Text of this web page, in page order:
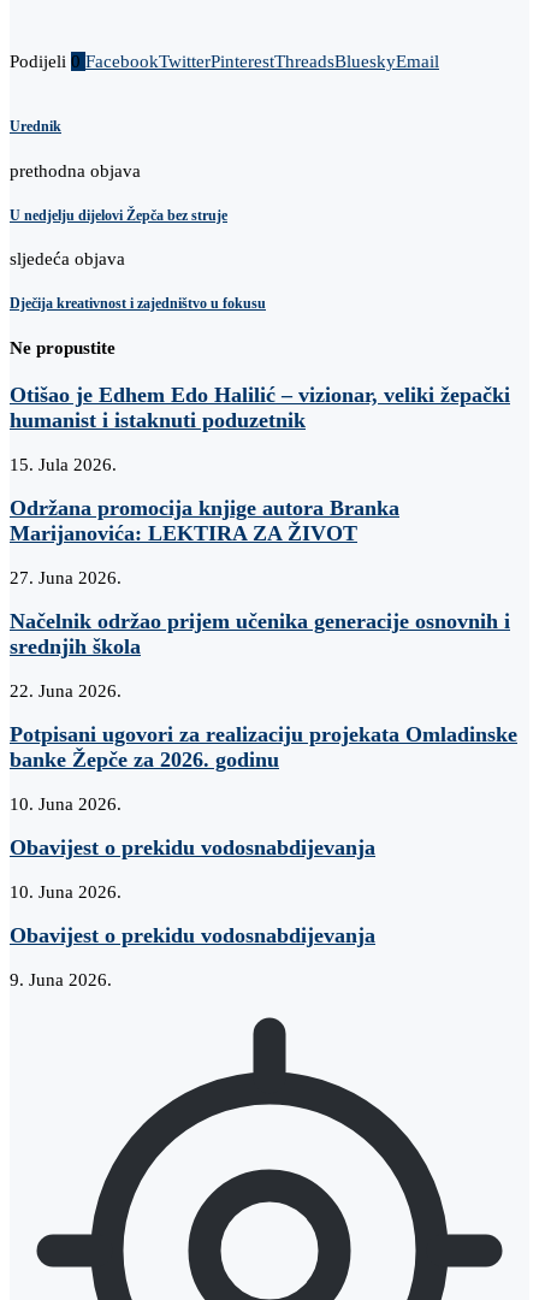
Podijeli 0 FacebookTwitterPinterestThreadsBlueskyEmail
Urednik
prethodna objava
U nedjelju dijelovi Žepča bez struje
sljedeća objava
Dječija kreativnost i zajedništvo u fokusu
Ne propustite
Otišao je Edhem Edo Halilić – vizionar, veliki žepački
humanist i istaknuti poduzetnik
15. Jula 2026.
Održana promocija knjige autora Branka
Marijanovića: LEKTIRA ZA ŽIVOT
27. Juna 2026.
Načelnik održao prijem učenika generacije osnovnih i
srednjih škola
22. Juna 2026.
Potpisani ugovori za realizaciju projekata Omladinske
banke Žepče za 2026. godinu
10. Juna 2026.
Obavijest o prekidu vodosnabdijevanja
10. Juna 2026.
Obavijest o prekidu vodosnabdijevanja
9. Juna 2026.